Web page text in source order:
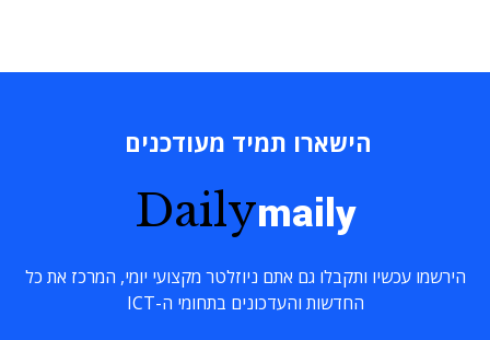
הישארו תמיד מעודכנים
Dailymaily
הירשמו עכשיו ותקבלו גם אתם ניוזלטר מקצועי יומי, המרכז את כל
החדשות והעדכונים בתחומי ה-ICT